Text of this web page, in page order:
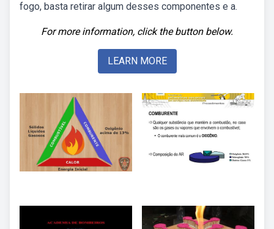
fogo, basta retirar algum desses componentes e a.
For more information, click the button below.
LEARN MORE